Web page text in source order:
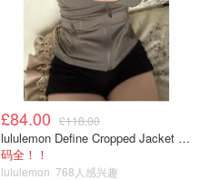
£84.00 £118.00
lululemon Define Cropped Jacket Nulu 短款夹克
码全！！
lululemon 768人感兴趣